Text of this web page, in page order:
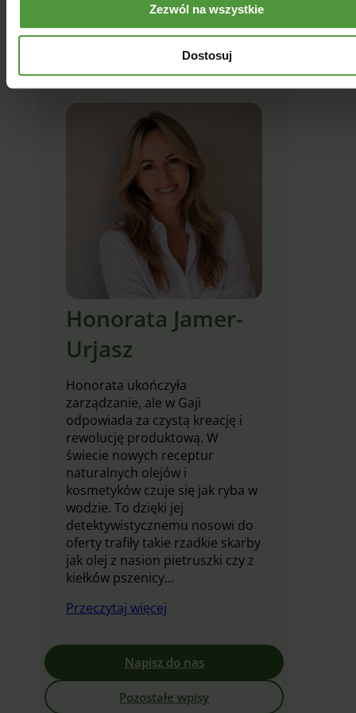
Zezwól na wszystkie
Dostosuj
Udostępnij artykuł
Honorata Jamer-
Urjasz
Honorata ukończyła
zarządzanie, ale w Gaji
odpowiada za czystą kreację i
rewolucję produktową. W
świecie nowych receptur
naturalnych olejów i
kosmetyków czuje się jak ryba w
wodzie. To dzięki jej
detektywistycznemu nosowi do
oferty trafiły takie rzadkie skarby
jak olej z nasion pietruszki czy z
kiełków pszenicy...
Przeczytaj więcej
Napisz do nas
Pozostałe wpisy